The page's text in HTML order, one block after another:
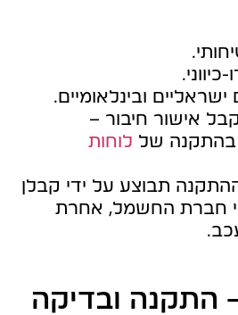
ובינלאומיים.
אישור חיבור –
של לוחות
תבוצע על ידי קבלן
חברת החשמל, אחרת
התקנה ובדיקה